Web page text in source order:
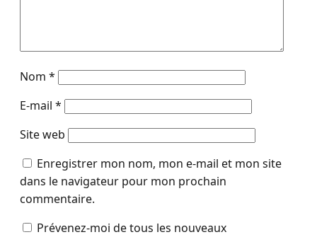
Nom *
E-mail *
Site web
Enregistrer mon nom, mon e-mail et mon site
dans le navigateur pour mon prochain
commentaire.
Prévenez-moi de tous les nouveaux